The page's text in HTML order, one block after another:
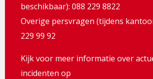
beschikbaar): 088 229 8822
Overige persvragen (tijdens
229 99 92
Kijk voor meer informatie over
incidenten op